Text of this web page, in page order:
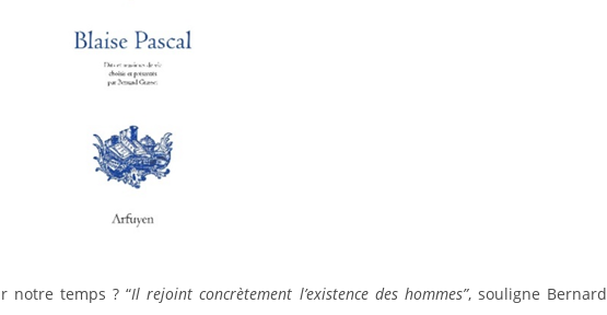
notre temps ? “Il rejoint concrètement l’existence des hommes”, souligne Bernard